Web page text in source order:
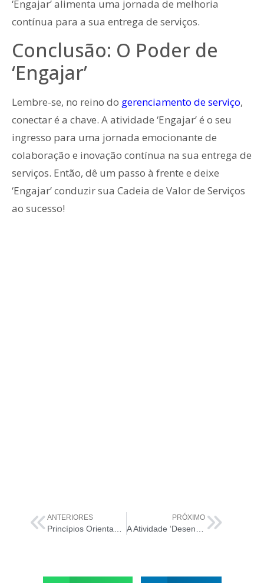
‘Engajar’ alimenta uma jornada de melhoria
contínua para a sua entrega de serviços.
Conclusão: O Poder de
‘Engajar’
Lembre-se, no reino do gerenciamento de serviço,
conectar é a chave. A atividade ‘Engajar’ é o seu
ingresso para uma jornada emocionante de
colaboração e inovação contínua na sua entrega de
serviços. Então, dê um passo à frente e deixe
‘Engajar’ conduzir sua Cadeia de Valor de Serviços
ao sucesso!
ANTERIORES PRÓXIMO